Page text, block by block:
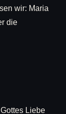
wir: Maria
die
Liebe